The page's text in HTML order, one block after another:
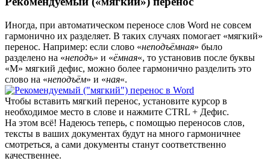
Иногда, при автоматическом переносе слов Word не совсем
гармонично их разделяет. В таких случаях помогает «мягкий»
перенос. Например: если слово «неподъёмная» было
разделено на «неподъ» и «ёмная«, то установив после буквы
«М» мягкий дефис, можно более гармонично разделить это
слово на «неподъём» и «ная«.
Чтобы вставить мягкий перенос, установите курсор в
необходимое место в слове и нажмите CTRL + Дефис.
На этом всё! Надеюсь теперь, с помощью переносов слов,
тексты в ваших документах будут на много гармоничнее
смотреться, а сами документы станут соответственно
качественнее.